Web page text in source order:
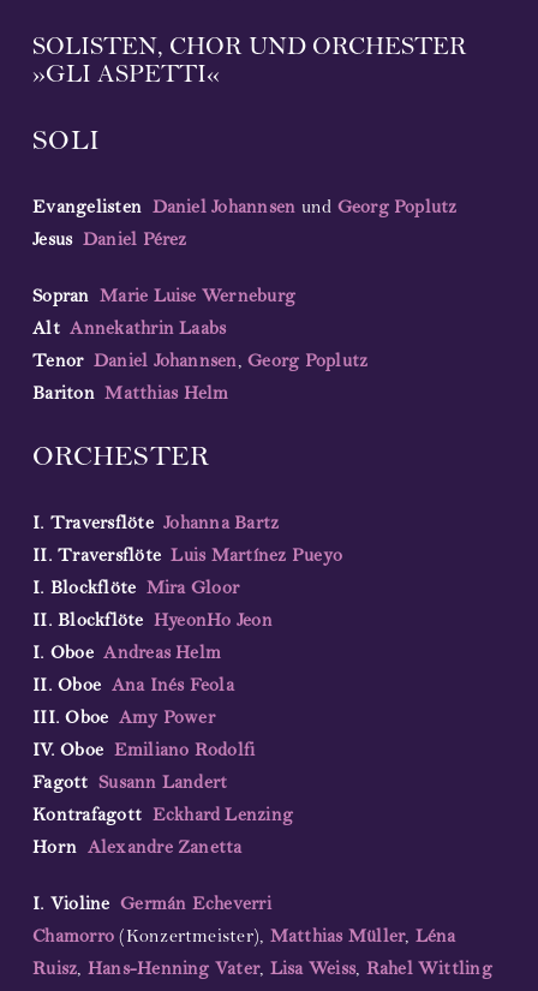
SOLISTEN, CHOR UND ORCHESTER
»GLI ASPETTI«
SOLI
Evangelisten Daniel Johannsen und Georg Poplutz
Jesus Daniel Pérez
Sopran Marie Luise Werneburg
Alt Annekathrin Laabs
Tenor Daniel Johannsen,Georg Poplutz
Bariton Matthias Helm
ORCHESTER
I. TraversflöteJohanna Bartz
II. Traversflöte Luis Martínez Pueyo
I. Blockflöte Mira Gloor
II. Blockflöte HyeonHo Jeon
I. Oboe Andreas Helm
II. Oboe Ana Inés Feola
III. Oboe Amy Power
IV. Oboe Emiliano Rodolfi
Fagott Susann Landert
Kontrafagott Eckhard Lenzing
Horn Alexandre Zanetta
I. ViolineGermán Echeverri
Chamorro (Konzertmeister), Matthias Müller, Léna
Ruisz, Hans-Henning Vater, Lisa Weiss, Rahel Wittling